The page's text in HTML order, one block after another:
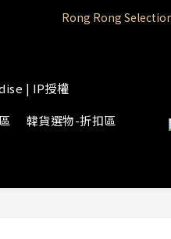
Rong Rong Paradise｜
Rong Rong
Rong Rong Paradise｜
| IP授權
韓貨選物-折扣區